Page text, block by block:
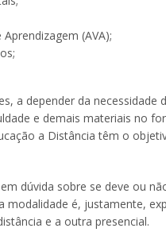
(AVA);
a depender da
e demais materiais no
a Distância têm o
dúvida sobre se deve ou
modalidade é, justamente,
e a outra presencial.